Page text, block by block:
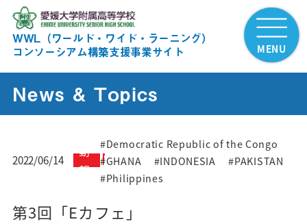
WWL（ワールド・ワイド・ラーニング）
コンソーシアム構築支援事業サイト
MENU
News & Topics
2022/06/14
動
報
#Democratic Republic of the Congo
#GHANA
#INDONESIA
#PAKISTAN
#Philippines
第3回「Eカフェ」